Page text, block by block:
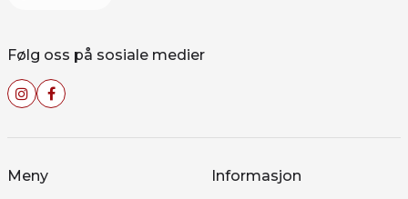
Følg oss på sosiale medier
Meny Informasjon